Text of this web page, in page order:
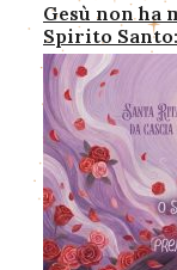
Gesù non ha
Spirito